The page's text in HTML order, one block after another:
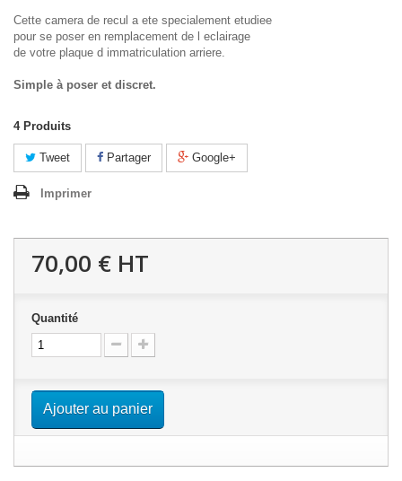
Cette camera de recul a ete specialement etudiee
pour se poser en remplacement de l eclairage
de votre plaque d immatriculation arriere.
Simple à poser et discret.
4 Produits
Tweet Partager Google+
Imprimer
70,00 € HT
Quantité
Ajouter au panier